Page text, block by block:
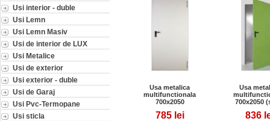
Usi interior - duble
Usi Lemn
Usi Lemn Masiv
Usi de interior de LUX
Usi Metalice
Usi de exterior
Usi exterior - duble
Usi de Garaj
Usi Pvc-Termopane
Usi sticla
Usa metalica
multifunctionala
700x2050
785 lei
Usa
700x2050
836